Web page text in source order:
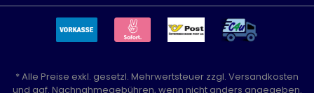
* Alle Preise exkl. gesetzl. Mehrwertsteuer zzgl. Versandkosten
und ggf. Nachnahmegebühren, wenn nicht anders angegeben.